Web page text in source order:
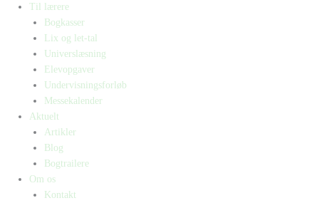
Til lærere
Bogkasser
Lix og let-tal
Universlæsning
Elevopgaver
Undervisningsforløb
Messekalender
Aktuelt
Artikler
Blog
Bogtrailere
Om os
Kontakt